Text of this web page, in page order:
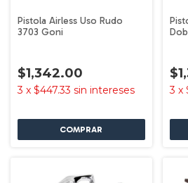
Pistola Airless Uso Rudo
3703 Goni
$1,342.00
3 x $447.33 sin intereses 3 x